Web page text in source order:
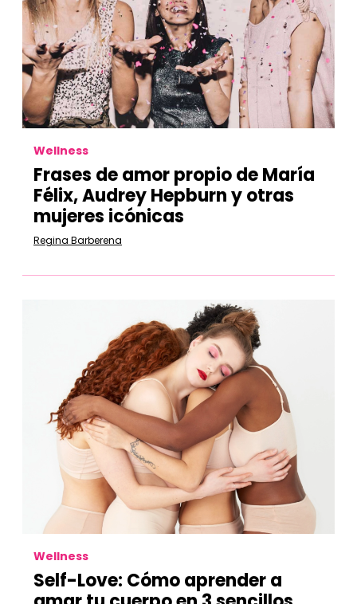
Wellness
Frases de amor propio de María
Félix, Audrey Hepburn y otras
mujeres icónicas
Regina Barberena
Wellness
Self-Love: Cómo aprender a